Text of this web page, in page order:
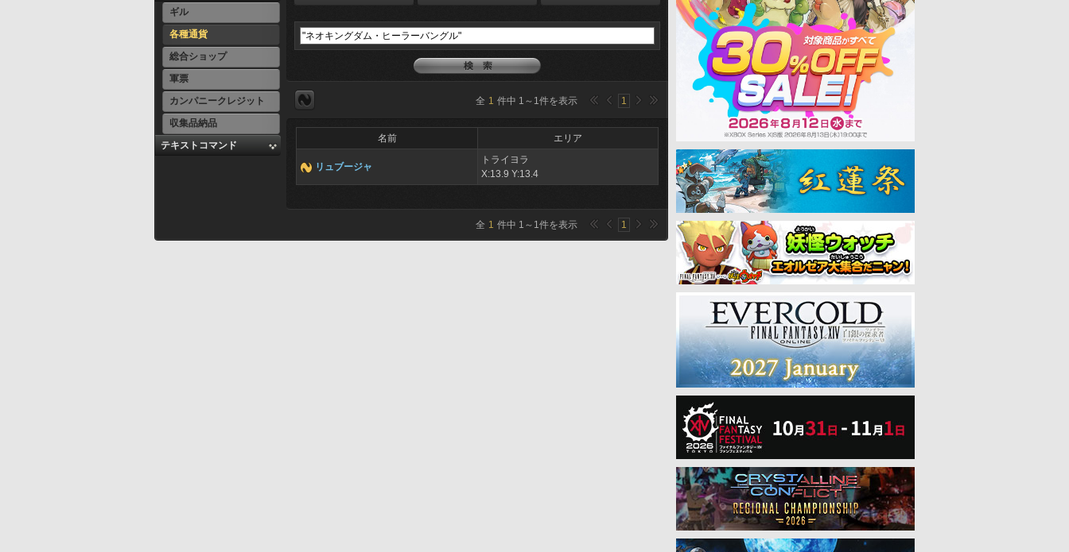
ギル
各種通貨
総合ショップ
軍票
カンパニークレジット
収集品納品
テキストコマンド
全 1 件中 1 ～ 1件を表示 1
名前 エリア
リュブージャ
トライヨラ
X:13.9 Y:13.4
全 1 件中 1 ～ 1件を表示 1